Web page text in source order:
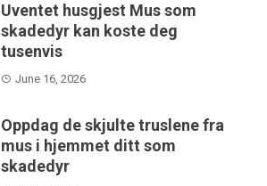
Uventet husgjest Mus som
skadedyr kan koste deg
tusenvis
June 16, 2026
Oppdag de skjulte truslene fra
mus i hjemmet ditt som
skadedyr